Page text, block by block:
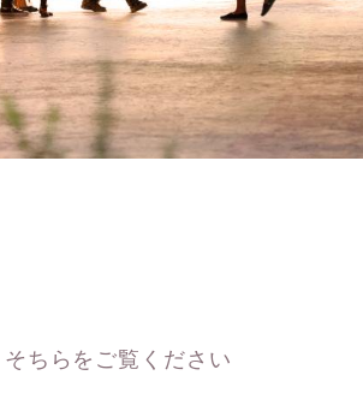
ちらをご覧ください